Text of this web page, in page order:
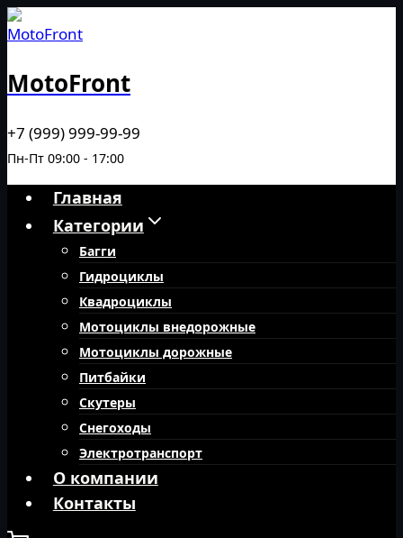
Перейти
к
MotoFront
+7 (999) 999-99-99
Пн-Пт 09:00 - 17:00
Главная
Категории
Багги
Гидроциклы
Квадроциклы
Мотоциклы внедорожные
Мотоциклы дорожные
Питбайки
Скутеры
Снегоходы
Электротранспорт
О компании
Контакты